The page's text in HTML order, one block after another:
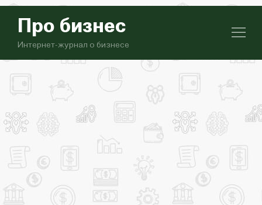
Про бизнес
Интернет-журнал о бизнесе